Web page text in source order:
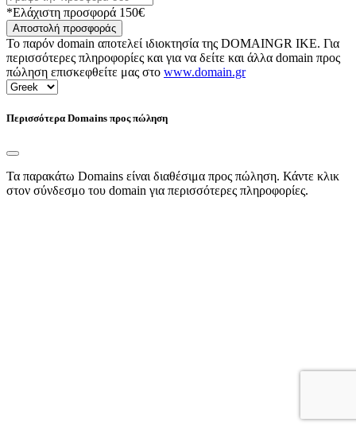
*Ελάχιστη προσφορά 150€
Αποστολή προσφοράς
Το παρόν domain αποτελεί ιδιοκτησία της DOMAINGR ΙΚΕ. Για
περισσότερες πληροφορίες και για να δείτε και άλλα domain προς
πώληση επισκεφθείτε μας στο www.domain.gr
Περισσότερα Domains προς πώληση
Τα παρακάτω Domains είναι διαθέσιμα προς πώληση. Κάντε κλικ
στον σύνδεσμο του domain για περισσότερες πληροφορίες.